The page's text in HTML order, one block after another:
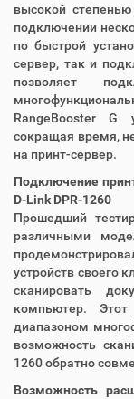
высокой
подключении
по быстрой
сервер, так и
позволяет
RangeBooster G
сокращая время,
на принт-сервер.
Подключение
D-Link DPR-1260
Прошедший
различными
устройств своего
сканировать
компьютер.
диапазоном
возможность
1260 обратно
Возможность